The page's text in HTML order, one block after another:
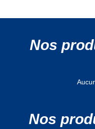
Nos
Nos